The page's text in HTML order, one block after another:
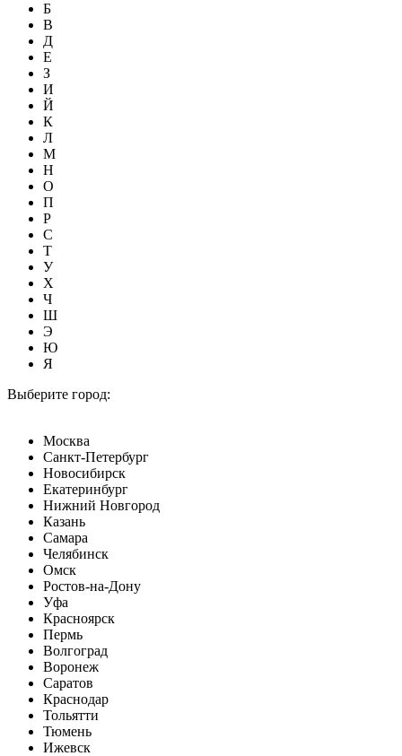
Б
В
Д
Е
З
И
Й
К
Л
М
Н
О
П
Р
С
Т
У
Х
Ч
Ш
Э
Ю
Я
Выберите город:
Москва
Санкт-Петербург
Новосибирск
Екатеринбург
Нижний Новгород
Казань
Самара
Челябинск
Омск
Ростов-на-Дону
Уфа
Красноярск
Пермь
Волгоград
Воронеж
Саратов
Краснодар
Тольятти
Тюмень
Ижевск